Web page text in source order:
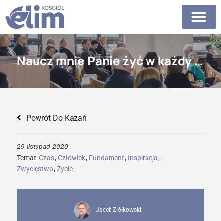
Naucz mnie Panie żyć w każdy czas
Powrót Do Kazań
29-listopad-2020
Temat: Czas, Człowiek, Fundament, Inspiracja,
Zwycięstwo, Życie
Jacek Ziółkowski